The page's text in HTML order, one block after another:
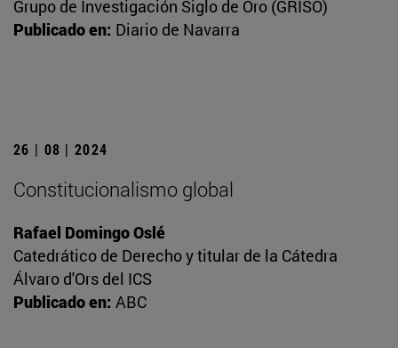
Grupo de Investigación Siglo de Oro (GRISO)
Publicado en: Diario de Navarra
26 | 08 | 2024
Constitucionalismo global
Rafael Domingo Oslé
Catedrático de Derecho y titular de la Cátedra
Álvaro d'Ors del ICS
Publicado en: ABC